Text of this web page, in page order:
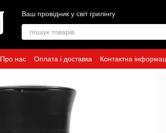
Ваш провідник у світ грилінгу
Про нас Оплата і доставка Контактна